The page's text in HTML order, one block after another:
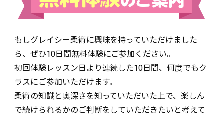
もしグレイシー柔術に興味を持っていただけました
ら、ぜひ10日間無料体験にご参加ください。
初回体験レッスン日より連続した10日間、何度でもク
ラスにご参加いただけます。
柔術の知識と奥深さを知っていただいた上で、楽しん
で続けられるかのご判断をしていただきたいと考えて